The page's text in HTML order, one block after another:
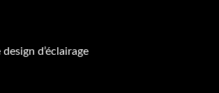
d’éclairage